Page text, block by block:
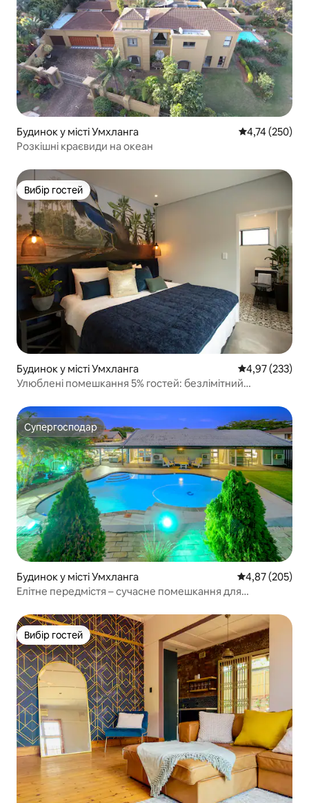
Будинок у місті Умхланга Середня
4,74 (250)
Розкішні краєвиди на океан
Вибір гостей
Вибір гостей
Будинок у місті Умхланга Середня
4,97 (233)
Улюблені помешкання 5% гостей: безлімітний
Супергосподар
Супергосподар
Будинок у місті Умхланга Середня
4,87 (205)
Елітне передмістя – сучасне помешкання для
Вибір гостей
Вибір гостей